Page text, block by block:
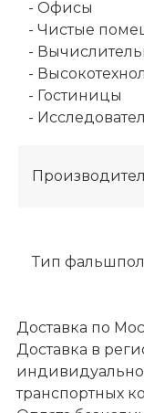
- Офисы
- Чистые
-
-
- Гостиницы
-
Тип
Доставка по
Доставка в
транспортных